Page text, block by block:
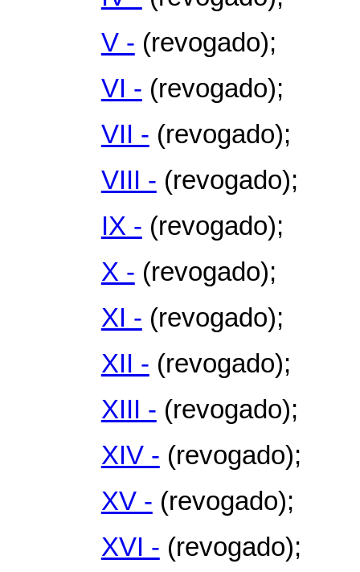
V - (revogado);
VI - (revogado);
VII - (revogado);
VIII - (revogado);
IX - (revogado);
X - (revogado);
XI - (revogado);
XII - (revogado);
XIII - (revogado);
XIV - (revogado);
XV - (revogado);
XVI - (revogado);